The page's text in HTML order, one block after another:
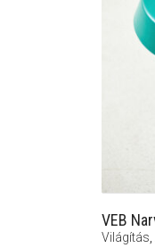
VEB
Világítás